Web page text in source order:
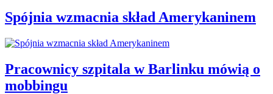
Spójnia wzmacnia skład Amerykaninem
Pracownicy szpitala w Barlinku mówią o
mobbingu